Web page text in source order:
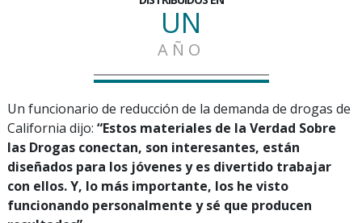
UN
AÑO
Un funcionario de reducción de la demanda de drogas de
California dijo: “Estos materiales de la Verdad Sobre
las Drogas conectan, son interesantes, están
diseñados para los jóvenes y es divertido trabajar
con ellos. Y, lo más importante, los he visto
funcionando personalmente y sé que producen